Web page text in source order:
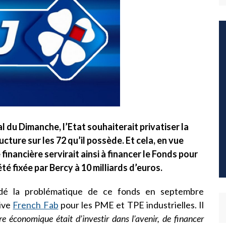
du Dimanche, l’Etat souhaiterait privatiser la
sur les 72 qu’il possède. Et cela, en vue
servirait ainsi à financer le Fonds pour
fixée par Bercy à 10 milliards d’euros.
la problématique de ce fonds en septembre
French Fab pour les PME et TPE industrielles. Il
économique était d’investir dans l’avenir, de financer